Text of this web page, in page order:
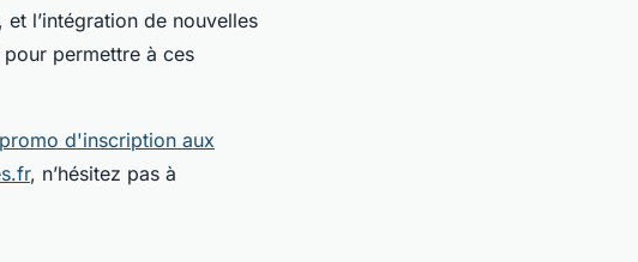
l’intégration de nouvelles
pour permettre à ces
promo d'inscription aux
, n’hésitez pas à